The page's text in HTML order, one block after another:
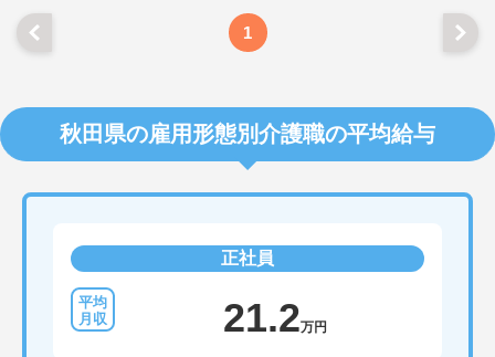
1
秋田県の雇用形態別介護職の平均給与
正社員
21.2万円